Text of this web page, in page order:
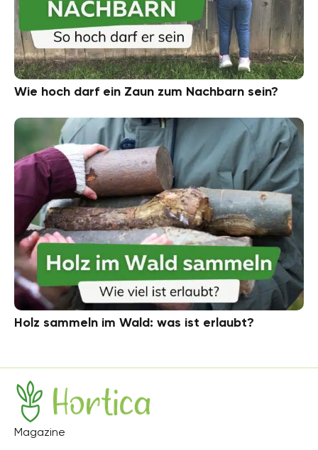
Wie hoch darf ein Zaun zum Nachbarn sein?
Holz sammeln im Wald: was ist erlaubt?
Hortica
Magazine